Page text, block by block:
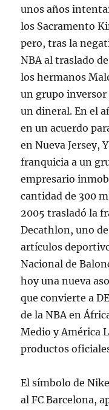
unos años
los Sacramento
pero, tras la
NBA al traslado
los hermanos
un grupo inversor
un dineral. En el
en un acuerdo
en Nueva Jersey,
franquicia a un
empresario
cantidad de 300
2005 trasladó la
Decathlon, uno
artículos
Nacional de
hoy una nueva
que convierte a
de la NBA en
Medio y América
productos
El símbolo de
al FC Barcelona,